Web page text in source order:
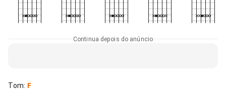
Continua depois do anúncio
Tom: F